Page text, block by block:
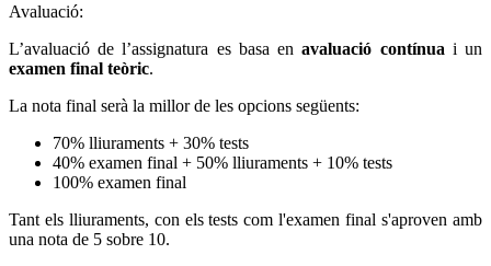
Avaluació:
L’avaluació de l’assignatura es basa enavaluació contínuai un
examen final teòric.
La nota final serà la millor de les opcions següents:
70% lliuraments + 30% tests
40% examen final + 50% lliuraments + 10% tests
100% examen final
Tant els lliuraments, con els tests com l'examen final s'aproven amb
una nota de 5 sobre 10.